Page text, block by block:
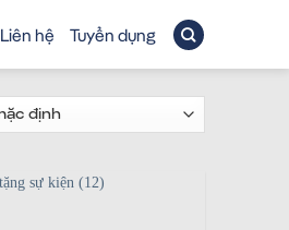
Liên hệ Tuyển dụng